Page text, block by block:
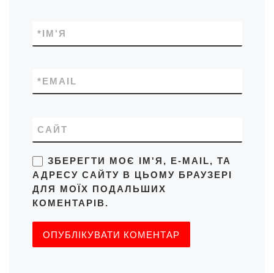
ІМ'Я
*
EMAIL
*
САЙТ
ЗБЕРЕГТИ МОЄ ІМ'Я, E-MAIL, ТА
АДРЕСУ САЙТУ В ЦЬОМУ БРАУЗЕРІ
ДЛЯ МОЇХ ПОДАЛЬШИХ
КОМЕНТАРІВ.